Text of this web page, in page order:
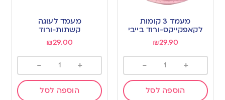
wishlist
מעמד 3 קומות
לקאפקייקס-ורוד בייבי
₪29.90
+
-
הוספה לסל
wishlist
מעמד לעוגה
קשתות-ורוד
₪29.00
+
-
הוספה לסל